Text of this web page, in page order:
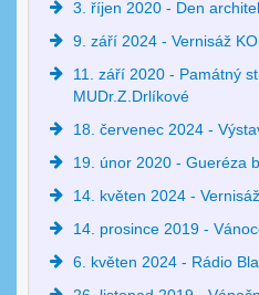
3. říjen 2020 - Den
9. září 2024 - Vernisáž
11. září 2020 - Památný
MUDr.Z.Drlíkové
18. červenec 2024 -
19. únor 2020 - Gueréza
14. květen 2024 - Vernisáž
14. prosince 2019 -
6. květen 2024 - Rádio